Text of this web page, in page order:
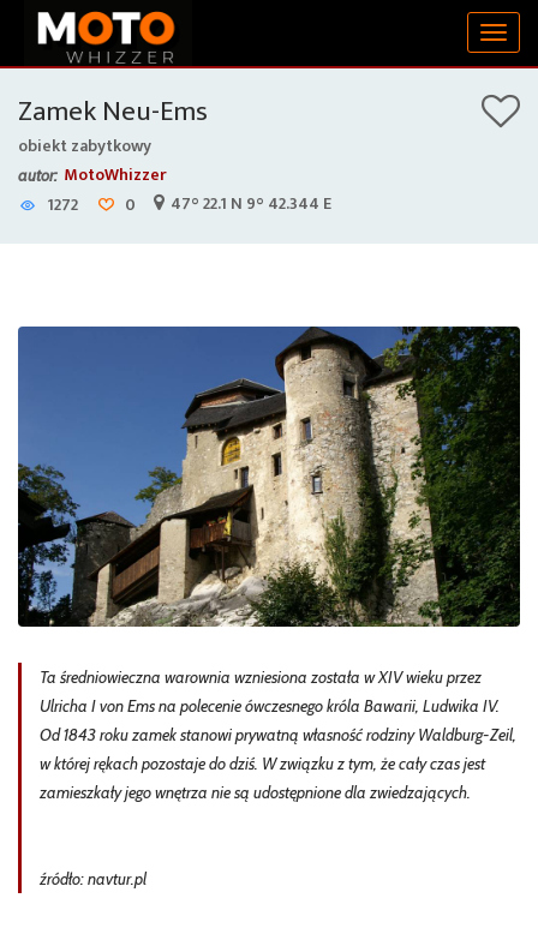
Zamek Neu-Ems
obiekt zabytkowy
autor: MotoWhizzer
1272
0 47° 22.1 N 9° 42.344 E
Ta średniowieczna warownia wzniesiona została w XIV wieku przez
Ulricha I von Ems na polecenie ówczesnego króla Bawarii, Ludwika IV.
Od 1843 roku zamek stanowi prywatną własność rodziny Waldburg-Zeil,
w której rękach pozostaje do dziś. W związku z tym, że cały czas jest
zamieszkały jego wnętrza nie są udostępnione dla zwiedzających.
źródło: navtur.pl